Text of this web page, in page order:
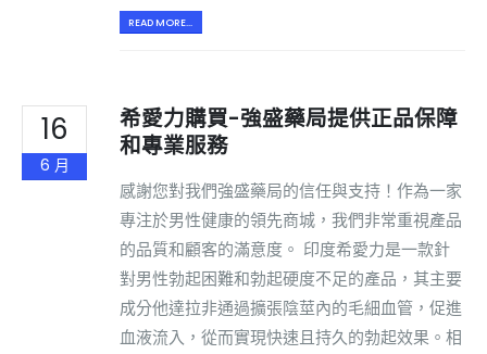
READ MORE...
16
6 月
希愛力購買-強盛藥局提供正品保障
和專業服務
感謝您對我們強盛藥局的信任與支持！作為一家
專注於男性健康的領先商城，我們非常重視產品
的品質和顧客的滿意度。 印度希愛力是一款針
對男性勃起困難和勃起硬度不足的產品，其主要
成分他達拉非通過擴張陰莖內的毛細血管，促進
血液流入，從而實現快速且持久的勃起效果。相